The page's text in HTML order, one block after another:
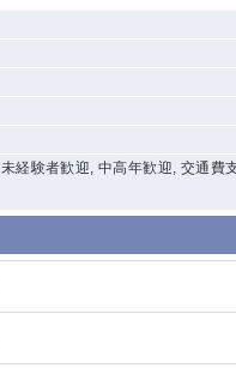
経験者歓迎, 中高年歓迎, 交通費